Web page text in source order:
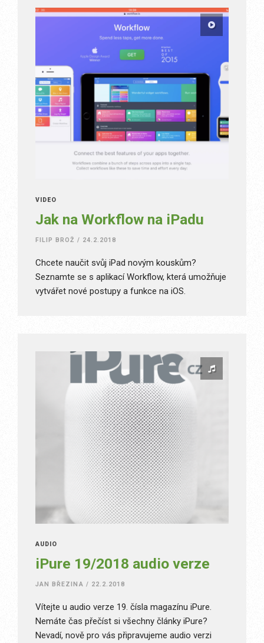
VIDEO
Jak na Workflow na iPadu
FILIP BROŽ / 24.2.2018
Chcete naučit svůj iPad novým kouskům?
Seznamte se s aplikací Workflow, která umožňuje
vytvářet nové postupy a funkce na iOS.
AUDIO
iPure 19/2018 audio verze
JAN BŘEZINA / 22.2.2018
Vítejte u audio verze 19. čísla magazínu iPure.
Nemáte čas přečíst si všechny články iPure?
Nevadí, nově pro vás připravujeme audio verzi